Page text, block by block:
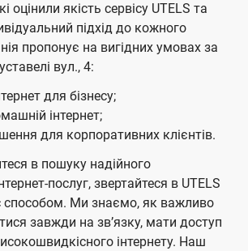
оцінили якість сервісу UTELS та
підхід до кожного
пропонує на вигідних умовах за
вул., 4:
для бізнесу;
інтернет;
для корпоративних клієнтів.
в пошуку надійного
послуг, звертайтеся в UTELS
способом. Ми знаємо, як важливо
завжди на звʼязку, мати доступ
інтернету. Наш